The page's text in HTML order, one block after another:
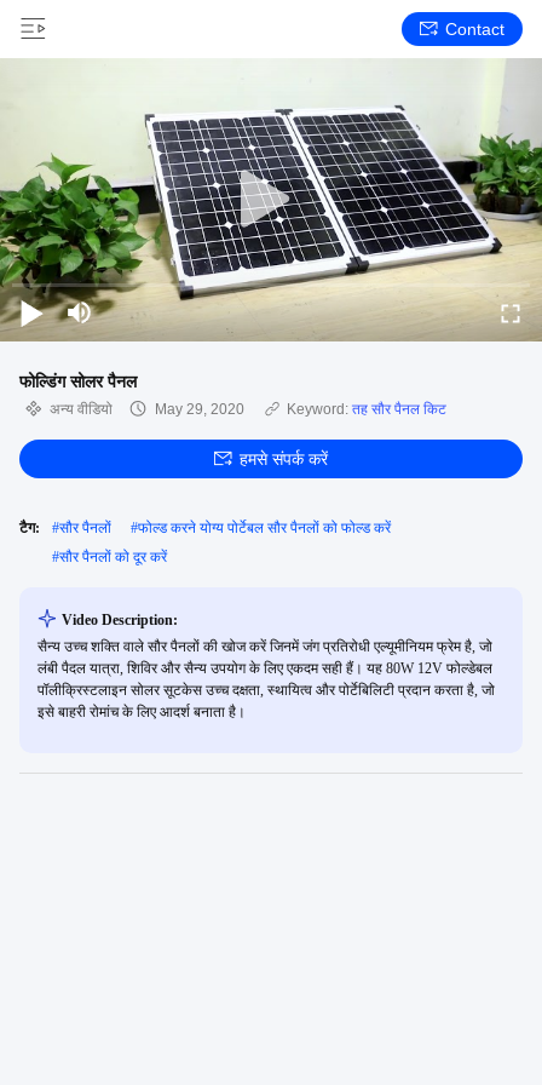
Contact
फोल्डिंग सोलर पैनल
अन्य वीडियो May 29, 2020 Keyword: तह सौर पैनल किट
हमसे संपर्क करें
टैग: #सौर पैनलों #फोल्ड करने योग्य पोर्टेबल सौर पैनलों को फोल्ड करें
#सौर पैनलों को दूर करें
Video Description:
सैन्य उच्च शक्ति वाले सौर पैनलों की खोज करें जिनमें जंग प्रतिरोधी एल्यूमीनियम फ्रेम है, जो
लंबी पैदल यात्रा, शिविर और सैन्य उपयोग के लिए एकदम सही हैं। यह 80W 12V फोल्डेबल
पॉलीक्रिस्टलाइन सोलर सूटकेस उच्च दक्षता, स्थायित्व और पोर्टेबिलिटी प्रदान करता है, जो
इसे बाहरी रोमांच के लिए आदर्श बनाता है।